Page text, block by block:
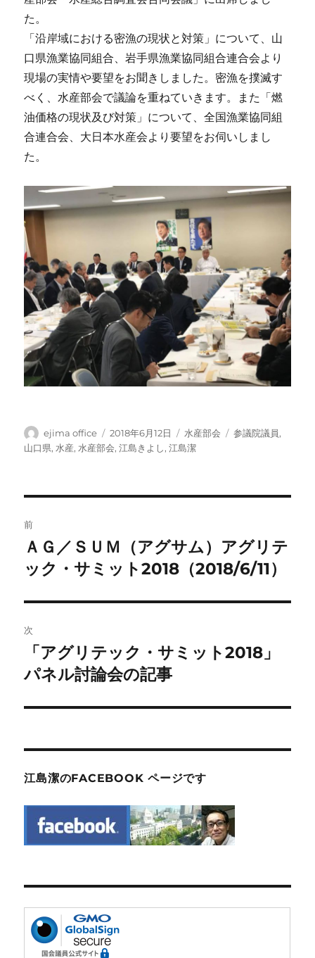
た。
「沿岸域における密漁の現状と対策」について、山
口県漁業協同組合、岩手県漁業協同組合連合会より
現場の実情や要望をお聞きしました。密漁を撲滅す
べく、水産部会で議論を重ねていきます。また「燃
油価格の現状及び対策」について、全国漁業協同組
合連合会、大日本水産会より要望をお伺いしまし
た。
投
稿
ejima office
投
稿
2018年6月12日
カ
テ
水産部会
タ
参議院議員,
山口県, 水産, 水産部会,江島きよし,江島潔
稿
ナ
ビ
ゲ
ー
ン
前
前
の
稿:
ＡＧ／ＳＵＭ（アグサム）アグリテ
ック・サミット2018（2018/6/11）
次
次
の
稿:
「アグリテック・サミット2018」
パネル討論会の記事
江島潔のFACEBOOK ページです